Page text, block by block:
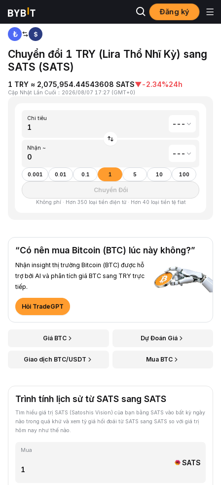
Đăng ký
Trang chủ Lira Thổ Nhĩ Kỳ(TRY) to Satoshis Vision(SATS)
$
Chuyển đổi 1 TRY (Lira Thổ Nhĩ Kỳ) sang
SATS (SATS)
1 TRY ≈ 2,075,954.44543608 SATS▼-2.34%24h
Cập Nhật Lần Cuối ： 2026/08/07 17:27 (GMT+0)
Chi tiêu
---
Nhận ~
---
0.001 0.01 0.1 1 5 10 100
Chuyển Đổi
Không phí · Hơn 350 loại tiền điện tử · Hơn 40 loại tiền tệ fiat
“Có nên mua Bitcoin (BTC) lúc này không?”
Nhận insight thị trường Bitcoin (BTC) được hỗ
trợ bởi AI và phân tích giá BTC sang TRY trực
tiếp.
Hỏi TradeGPT
Giá BTC Dự Đoán Giá
Giao dịch BTC/USDT Mua BTC
Trình tính lịch sử từ SATS sang SATS
Tìm hiểu giá trị SATS (Satoshis Vision) của bạn bằng SATS vào bất kỳ ngày
nào trong quá khứ và xem tỷ giá hối đoái từ SATS sang SATS so với giá trị
hôm nay như thế nào.
Mua
SATS